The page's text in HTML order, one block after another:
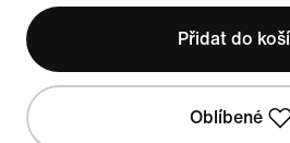
Přidat do
Oblíbené